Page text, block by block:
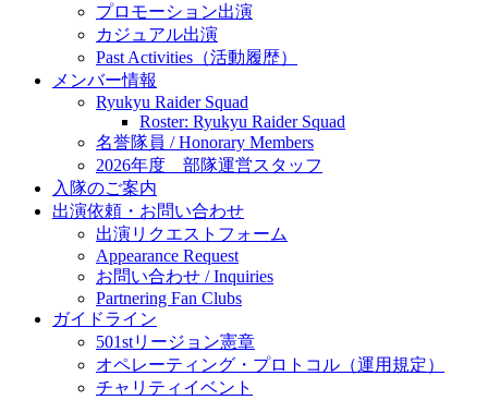
プロモーション出演
カジュアル出演
Past Activities（活動履歴）
メンバー情報
Ryukyu Raider Squad
Roster: Ryukyu Raider Squad
名誉隊員 / Honorary Members
2026年度 部隊運営スタッフ
入隊のご案内
出演依頼・お問い合わせ
出演リクエストフォーム
Appearance Request
お問い合わせ / Inquiries
Partnering Fan Clubs
ガイドライン
501stリージョン憲章
オペレーティング・プロトコル（運用規定）
チャリティイベント